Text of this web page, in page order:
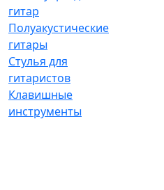
гитар
Полуакустические
гитары
Стулья для
гитаристов
Клавишные
инструменты